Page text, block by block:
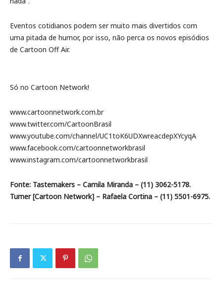
Eventos cotidianos podem ser muito mais divertidos com
uma pitada de humor, por isso, não perca os novos episódios
de Cartoon Off Air.
Só no Cartoon Network!
www.cartoonnetwork.com.br
www.twitter.com/CartoonBrasil
www.youtube.com/channel/UC1toK6UDXwreacdepXYcyqA
www.facebook.com/cartoonnetworkbrasil
www.instagram.com/cartoonnetworkbrasil
Fonte: Tastemakers – Camila Miranda – (11) 3062-5178.
Turner [Cartoon Network] – Rafaela Cortina – (11) 5501-6975.